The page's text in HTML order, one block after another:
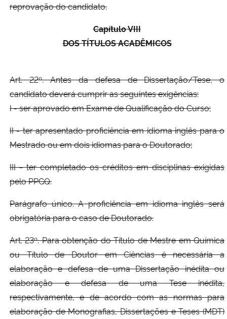
reprovação do candidato.
Capítulo VIII
DOS TÍTULOS ACADÊMICOS
Art. 22º. Antes da defesa de Dissertação/Tese, o
candidato deverá cumprir as seguintes exigências:
I - ser aprovado em Exame de Qualificação do Curso;
II - ter apresentado proficiência em idioma inglês para o
Mestrado ou em dois idiomas para o Doutorado;
III - ter completado os créditos em disciplinas exigidas
pelo PPGQ.
Parágrafo único. A proficiência em idioma inglês será
obrigatória para o caso de Doutorado.
Art. 23º. Para obtenção do Título de Mestre em Química
ou Título de Doutor em Ciências é necessária a
elaboração e defesa de uma Dissertação inédita ou
elaboração e defesa de uma Tese inédita,
respectivamente, e de acordo com as normas para
elaboração de Monografias, Dissertações e Teses (MDT)